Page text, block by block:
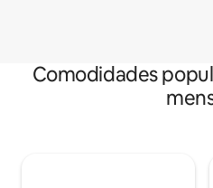
Comodidades